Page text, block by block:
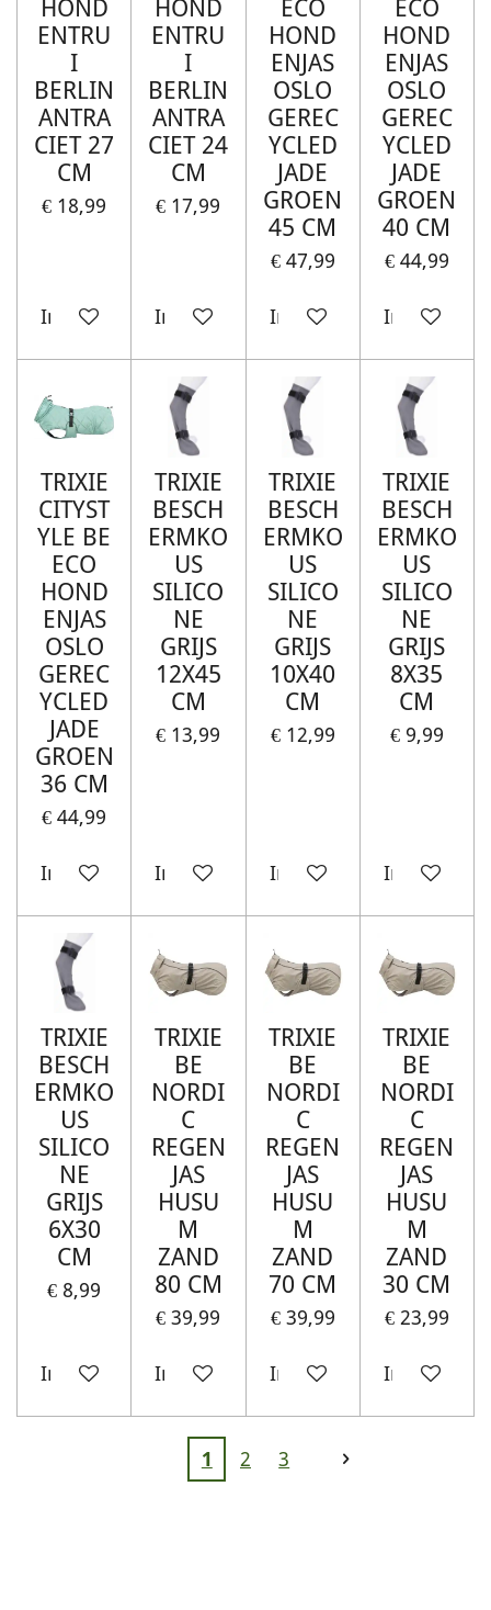
HOND
ENTRU
I
BERLIN
ANTRA
CIET 27
CM
€ 18,99
In winkelwagen
HOND
ENTRU
I
BERLIN
ANTRA
CIET 24
CM
€ 17,99
In winkelwagen
ECO
HOND
ENJAS
OSLO
GEREC
YCLED
JADE
GROEN
45 CM
€ 47,99
In winkelwagen
ECO
HOND
ENJAS
OSLO
GEREC
YCLED
JADE
GROEN
40 CM
€ 44,99
In
TRIXIE
CITYST
YLE BE
ECO
HOND
ENJAS
OSLO
GEREC
YCLED
JADE
GROEN
36 CM
€ 44,99
In winkelwagen
TRIXIE
BESCH
ERMKO
US
SILICO
NE
GRIJS
12X45
CM
€ 13,99
In winkelwagen
TRIXIE
BESCH
ERMKO
US
SILICO
NE
GRIJS
10X40
CM
€ 12,99
In winkelwagen
TRIXIE
BESCH
ERMKO
US
SILICO
NE
GRIJS
8X35
CM
€ 9,99
In
TRIXIE
BESCH
ERMKO
US
SILICO
NE
GRIJS
6X30
CM
€ 8,99
In winkelwagen
TRIXIE
BE
NORDI
C
REGEN
JAS
HUSU
M
ZAND
80 CM
€ 39,99
In winkelwagen
TRIXIE
BE
NORDI
C
REGEN
JAS
HUSU
M
ZAND
70 CM
€ 39,99
In winkelwagen
TRIXIE
BE
NORDI
C
REGEN
JAS
HUSU
M
ZAND
30 CM
€ 23,99
In
1 2 3